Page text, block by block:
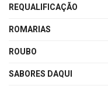
REQUALIFICAÇÃO
ROMARIAS
ROUBO
SABORES DAQUI